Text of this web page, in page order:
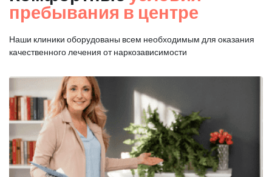
пребывания в центре
Наши клиники оборудованы всем необходимым для оказания
качественного лечения от наркозависимости